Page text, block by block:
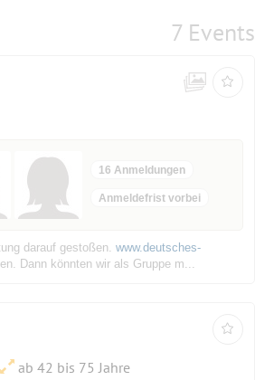
7 Events
16 Anmeldungen
Anmeldefrist vorbei
darauf gestoßen. www.deutsches-
Dann könnten wir als Gruppe m...
ab 42 bis 75 Jahre